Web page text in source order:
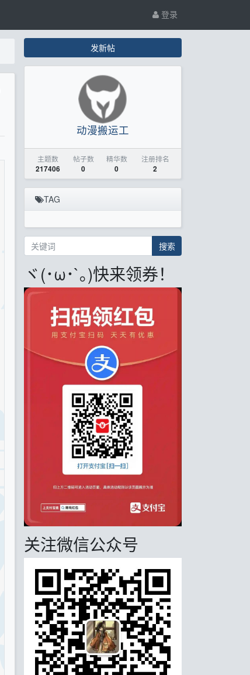
登录
发新帖
动漫搬运工
主题数
217406
帖子数
0
精华数
0
注册排名
2
TAG
搜索
ヾ(･ω･`｡)快来领券！
关注微信公众号